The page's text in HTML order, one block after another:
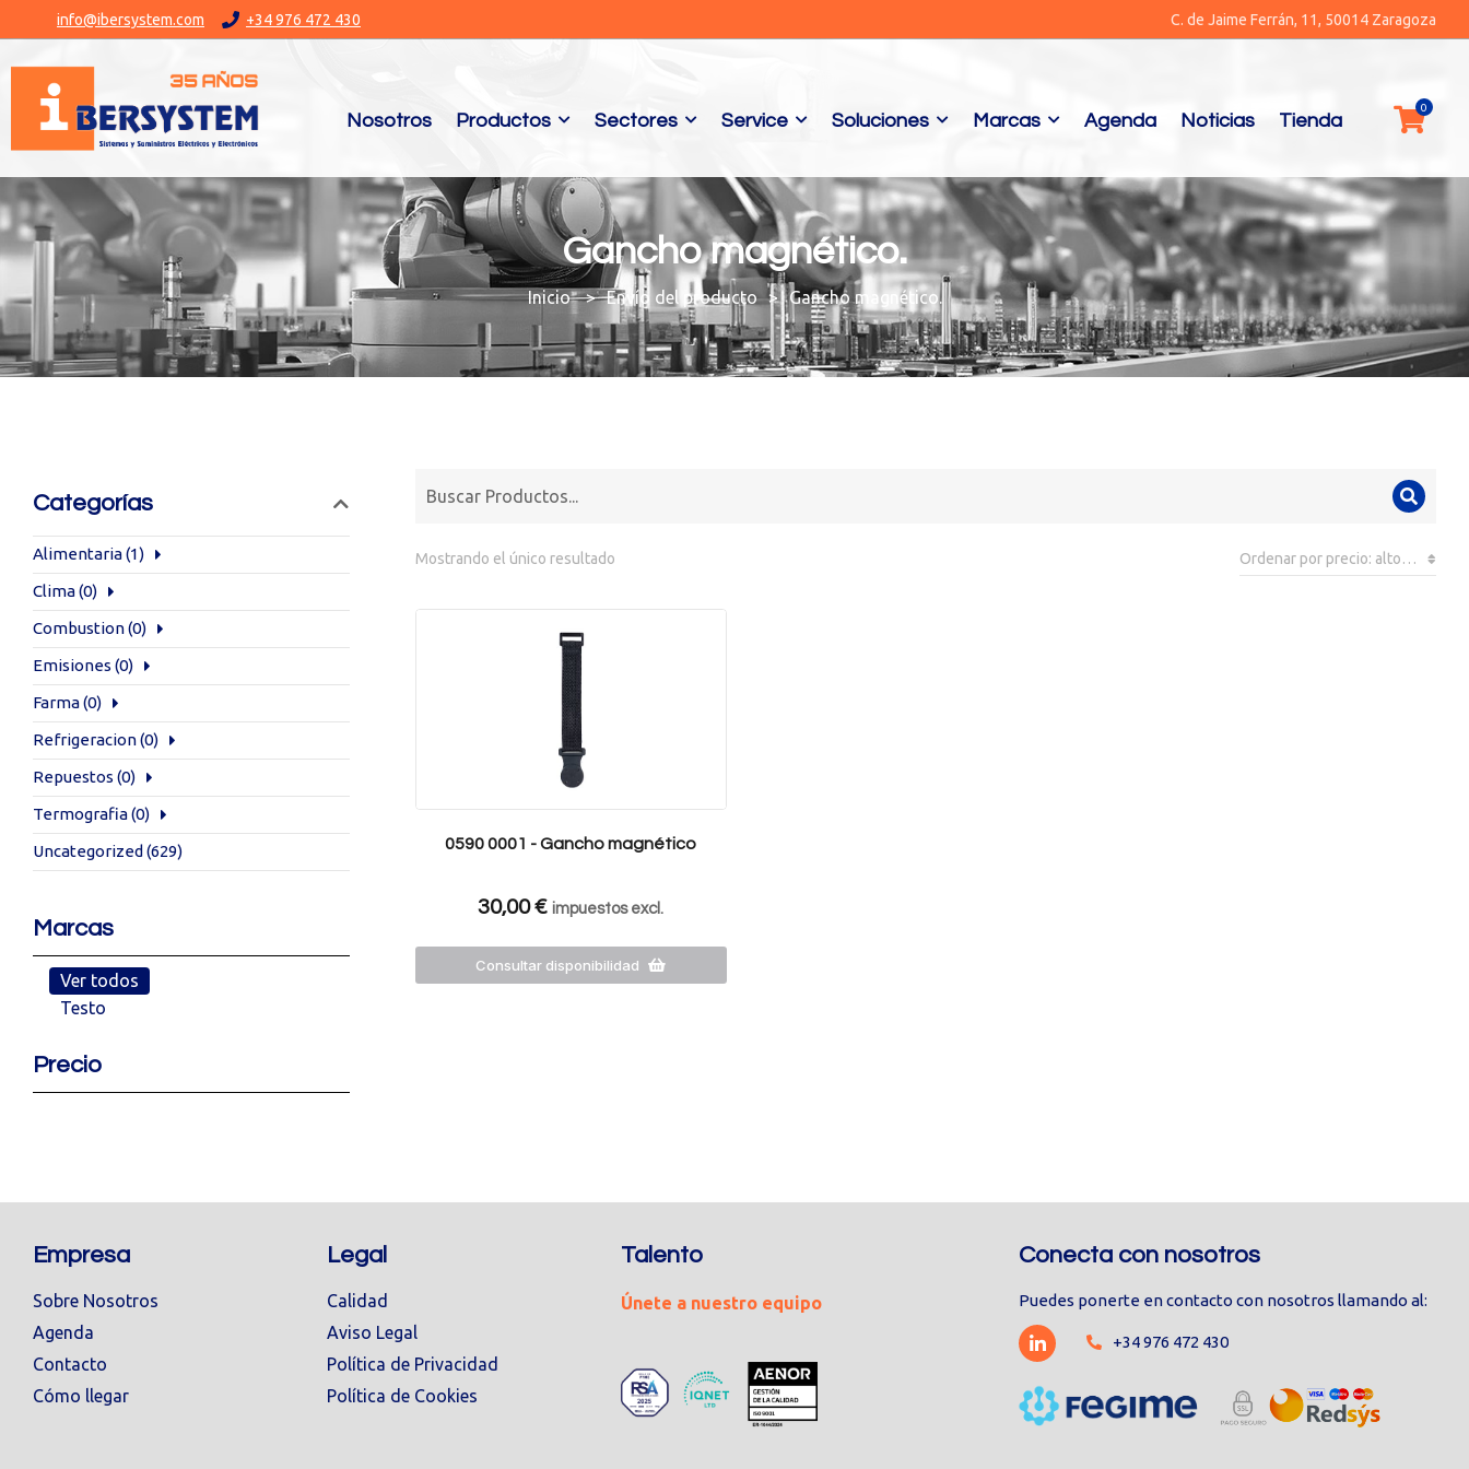
info@ibersystem.com +34 976 472 430 C. de Jaime Ferrán, 11, 50014 Zaragoza
Nosotros Productos Sectores Service Soluciones Marcas Agenda Noticias Tienda
Gancho magnético.
You are here: Envío del producto Gancho magnético.
Categorías
Alimentaria(1)
Clima(0)
Combustion(0)
Emisiones (0)
Farma(0)
Refrigeracion(0)
Repuestos (0)
Termografia(0)
Uncategorized (629)
Marcas
Ver todos
Testo
Precio
Mostrando el único resultado
0590 0001 - Gancho magnético
30,00€ impuestos excl.
Consultar disponibilidad
Empresa
Sobre Nosotros
Agenda
Contacto
Cómo llegar
Legal
Calidad
Aviso Legal
Política de Privacidad
Política de Cookies
Talento
Únete a nuestro equipo
Conecta con nosotros
Puedes ponerte en contacto con nosotros llamando al:
+34 976 472 430